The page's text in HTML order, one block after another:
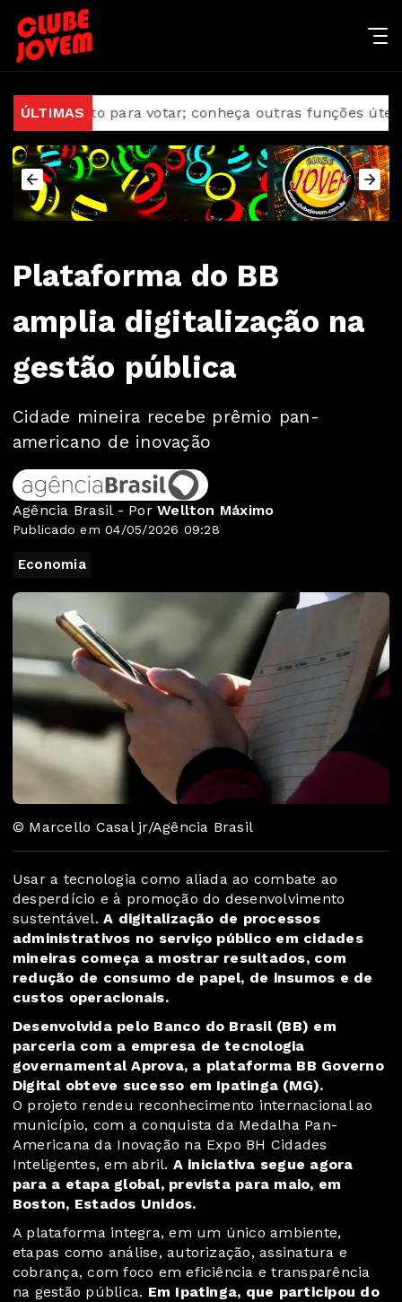
ÚLTIMAS
para votar; conheça outras funções úteis
Plataforma do BB
amplia digitalização na
gestão pública
Cidade mineira recebe prêmio pan-
americano de inovação
Agência Brasil - PorWellton Máximo
Publicado em 04/05/2026 09:28
Economia
© Marcello Casal jr/Agência Brasil
Usar a tecnologia como aliada ao combate ao
desperdício e à promoção do desenvolvimento
sustentável.A digitalização de processos
administrativos no serviço público em cidades
mineiras começa a mostrar resultados, com
redução de consumo de papel, de insumos e de
custos operacionais.
Desenvolvida pelo Banco do Brasil (BB) em
parceria com a empresa de tecnologia
governamental Aprova, a plataforma BB Governo
Digital obteve sucesso em Ipatinga (MG).
O projeto rendeu reconhecimento internacional ao
município, com a conquista da Medalha Pan-
Americana da Inovação na Expo BH Cidades
Inteligentes, em abril. A iniciativa segue agora
para a etapa global, prevista para maio, em
Boston, Estados Unidos.
A plataforma integra, em um único ambiente,
etapas como análise, autorização, assinatura e
cobrança, com foco em eficiência e transparência
na gestão pública. Em Ipatinga, que participou do